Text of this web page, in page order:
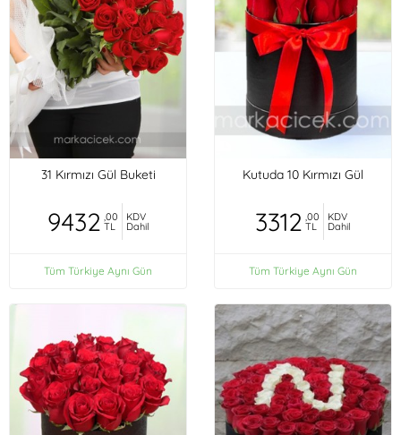
31 Kırmızı Gül Buketi
9432 ,00
TL
KDV
Dahil
Tüm Türkiye Aynı Gün
Kutuda 10 Kırmızı Gül
3312 ,00
TL
KDV
Dahil
Tüm Türkiye Aynı Gün